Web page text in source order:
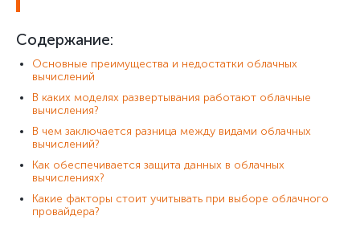
Содержание:
Основные преимущества и недостатки облачных
вычислений
В каких моделях развертывания работают облачные
вычисления?
В чем заключается разница между видами облачных
вычислений?
Как обеспечивается защита данных в облачных
вычислениях?
Какие факторы стоит учитывать при выборе облачного
провайдера?